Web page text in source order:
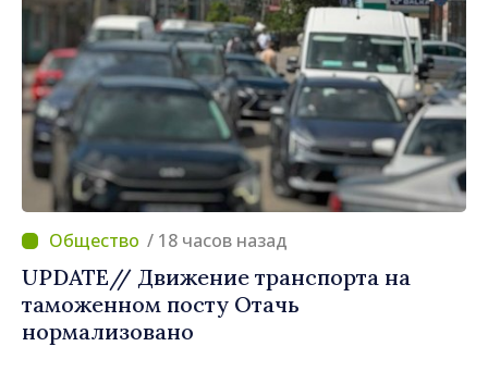
/ 18 часов назад
UPDATE// Движение транспорта на
таможенном посту Отачь
нормализовано